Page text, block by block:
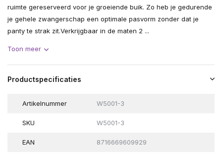
ruimte gereserveerd voor je groeiende buik. Zo heb je gedurende
je gehele zwangerschap een optimale pasvorm zonder dat je
panty te strak zit.Verkrijgbaar in de maten 2 ...
Toon meer
Productspecificaties
Artikelnummer W5001-3
SKU W5001-3
EAN 8716669609929